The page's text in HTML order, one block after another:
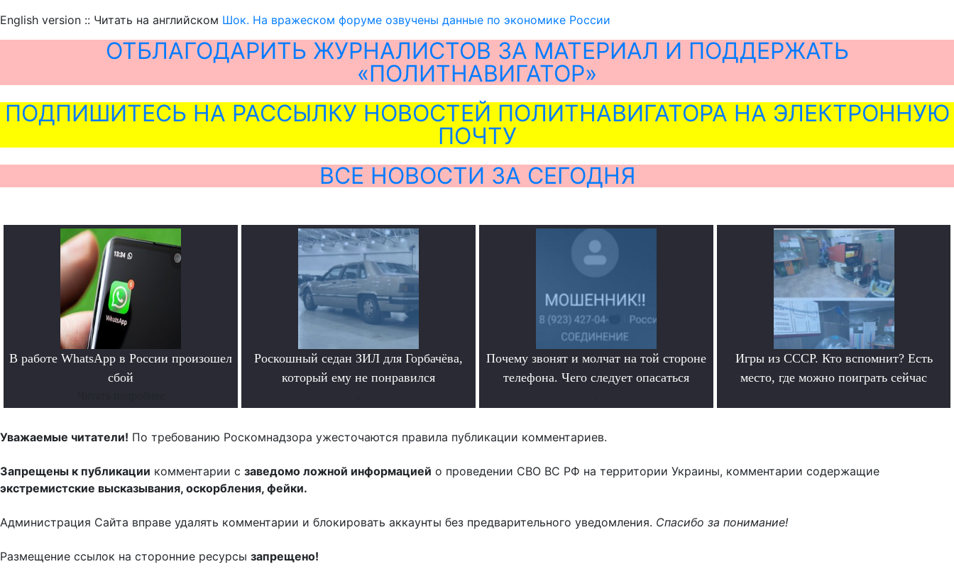
English version :: Читать на английском Шок. На вражеском форуме озвучены данные по экономике России
ОТБЛАГОДАРИТЬ ЖУРНАЛИСТОВ ЗА МАТЕРИАЛ И ПОДДЕРЖАТЬ
«ПОЛИТНАВИГАТОР»
ПОДПИШИТЕСЬ НА РАССЫЛКУ НОВОСТЕЙ ПОЛИТНАВИГАТОРА НА ЭЛЕКТРОННУЮ
ПОЧТУ
ВСЕ НОВОСТИ ЗА СЕГОДНЯ
В работе WhatsApp в России произошел
сбой
Роскошный седан ЗИЛ для Горбачёва,
который ему не понравился
Почему звонят и молчат на той стороне
телефона. Чего следует опасаться
Игры из СССР. Кто вспомнит? Есть
место, где можно поиграть сейчас
Уважаемые читатели! По требованию Роскомнадзора ужесточаются правила публикации комментариев.
Запрещены к публикации комментарии с заведомо ложной информацией о проведении СВО ВС РФ на территории Украины, комментарии содержащие
экстремистские высказывания, оскорбления, фейки.
Администрация Сайта вправе удалять комментарии и блокировать аккаунты без предварительного уведомления. Спасибо за понимание!
Размещение ссылок на сторонние ресурсы запрещено!